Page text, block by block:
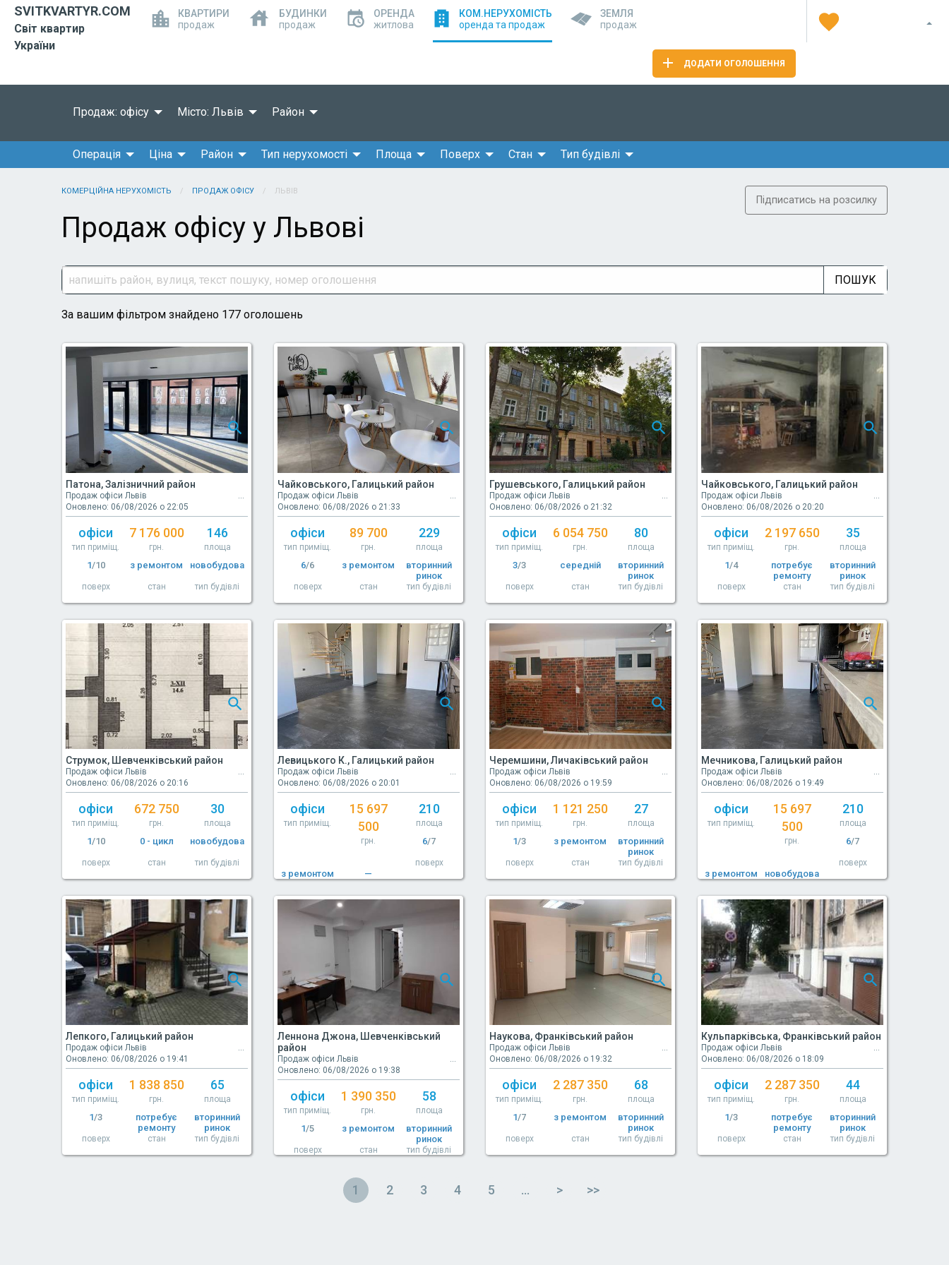
SVITKVARTYR.COM
Світ квартир
України
КВАРТИРИ
продаж
БУДИНКИ
продаж
ОРЕНДА
житлова
КОМ.НЕРУХОМІСТЬ
оренда та продаж
ЗЕМЛЯ
продаж
ДОДАТИ ОГОЛОШЕННЯ
Продаж: офісу Місто: Львів Район
Операція Ціна Район Тип нерухомості Площа Поверх Стан Тип будівлі
Підписатись на розсилку
КОМЕРЦІЙНА НЕРУХОМІСТЬ ПРОДАЖ ОФІСУ ЛЬВІВ
Продаж офісу у Львові
ПОШУК
За вашим фільтром знайдено 177 оголошень
Патона, Залізничний район
Продаж офіси Львів
Оновлено: 06/08/2026 о 22:05
офіси
тип приміщ.
7 176 000
грн.
146
площа
1/10
поверх
з ремонтом
стан
новобудова
тип будівлі
Чайковського, Галицький район
Продаж офіси Львів
Оновлено: 06/08/2026 о 21:33
офіси
тип приміщ.
89 700
грн.
229
площа
6/6
поверх
з ремонтом
стан
вторинний
ринок
тип будівлі
Грушевського, Галицький район
Продаж офіси Львів
Оновлено: 06/08/2026 о 21:32
офіси
тип приміщ.
6 054 750
грн.
80
площа
3/3
поверх
середній
стан
вторинний
ринок
тип будівлі
Чайковського, Галицький район
Продаж офіси Львів
Оновлено: 06/08/2026 о 20:20
офіси
тип приміщ.
2 197 650
грн.
35
площа
1/4
поверх
потребує
ремонту
стан
вторинний
ринок
тип будівлі
Струмок, Шевченківський район
Продаж офіси Львів
Оновлено: 06/08/2026 о 20:16
офіси
тип приміщ.
672 750
грн.
30
площа
1/10
поверх
0 - цикл
стан
новобудова
тип будівлі
Левицького К., Галицький район
Продаж офіси Львів
Оновлено: 06/08/2026 о 20:01
офіси
тип приміщ.
15 697
500
грн.
210
площа
6/7
поверх
з ремонтом
стан
—
тип будівлі
Черемшини, Личаківський район
Продаж офіси Львів
Оновлено: 06/08/2026 о 19:59
офіси
тип приміщ.
1 121 250
грн.
27
площа
1/3
поверх
з ремонтом
стан
вторинний
ринок
тип будівлі
Мечникова, Галицький район
Продаж офіси Львів
Оновлено: 06/08/2026 о 19:49
офіси
тип приміщ.
15 697
500
грн.
210
площа
6/7
поверх
з ремонтом
стан
новобудова
тип будівлі
Лепкого, Галицький район
Продаж офіси Львів
Оновлено: 06/08/2026 о 19:41
офіси
тип приміщ.
1 838 850
грн.
65
площа
1/3
поверх
потребує
ремонту
стан
вторинний
ринок
тип будівлі
Леннона Джона, Шевченківський
район
Продаж офіси Львів
Оновлено: 06/08/2026 о 19:38
офіси
тип приміщ.
1 390 350
грн.
58
площа
1/5
поверх
з ремонтом
стан
вторинний
ринок
тип будівлі
Наукова, Франківський район
Продаж офіси Львів
Оновлено: 06/08/2026 о 19:32
офіси
тип приміщ.
2 287 350
грн.
68
площа
1/7
поверх
з ремонтом
стан
вторинний
ринок
тип будівлі
Кульпарківська, Франківський район
Продаж офіси Львів
Оновлено: 06/08/2026 о 18:09
офіси
тип приміщ.
2 287 350
грн.
44
площа
1/3
поверх
потребує
ремонту
стан
вторинний
ринок
тип будівлі
1 2 3 4 5 … > >>